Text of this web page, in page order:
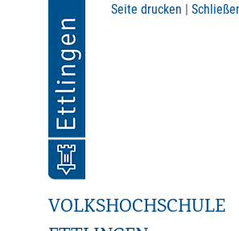
Seite drucken |
VOLKSHOCHSCHULE